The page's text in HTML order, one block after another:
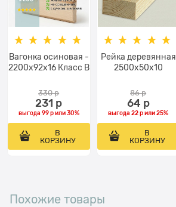
Вагонка осиновая -
2200x92x16 Класс В
330 р
231 р
выгода 99 рили30%
В
КОРЗИНУ
Рейка деревянная
2500x50х10
86 р
64 р
выгода22 рили25%
В
КОРЗИНУ
Похожие товары